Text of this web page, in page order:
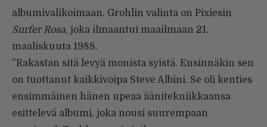
albumivalikoimaan. Grohlin valinta on Pixiesin
Surfer Rosa, joka ilmaantui maailmaan 21.
maaliskuuta 1988.
”Rakastan sitä levyä monista syistä. Ensinnäkin sen
on tuottanut kaikkivoipa Steve Albini. Se oli kenties
ensimmäinen hänen upeaa äänitekniikkaansa
esittelevä albumi, joka nousi suurempaan